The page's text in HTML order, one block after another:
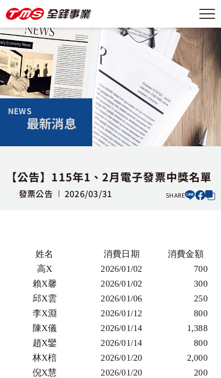
電子發票查詢
NEWS
最新消息
【公告】115年1、2月電子發票中獎名單
發票公告 2026/03/31 SHARE
姓名 消費日期
消費金額
高X
2026/01/02
        700
賴X馨
2026/01/02
        300
邱X雲
2026/01/06
        250
李X淵
2026/01/12
        800
陳X儀
2026/01/14
       1,388
趙X鑾
2026/01/14
        800
林X棓
2026/01/20
       2,000
倪X慧
2026/01/20
        200